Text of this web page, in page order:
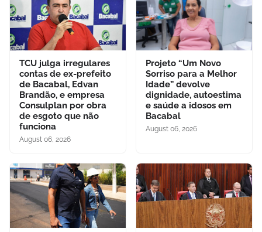
TCU julga irregulares
contas de ex-prefeito
de Bacabal, Edvan
Brandão, e empresa
Consulplan por obra
de esgoto que não
funciona
August 06, 2026
Projeto “Um Novo
Sorriso para a Melhor
Idade” devolve
dignidade, autoestima
e saúde a idosos em
Bacabal
August 06, 2026